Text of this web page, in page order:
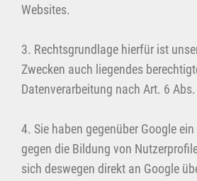
Websites.
3. Rechtsgrundlage hierfür ist
Zwecken auch liegendes
Datenverarbeitung nach Art. 6
4. Sie haben gegenüber Google
gegen die Bildung von
sich deswegen direkt an Google